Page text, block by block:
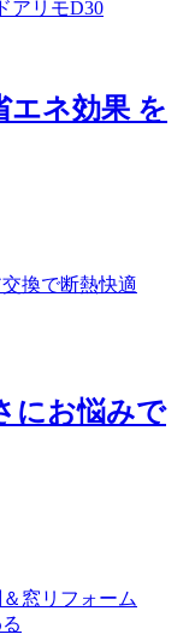
エネ効果 を
にお悩みで